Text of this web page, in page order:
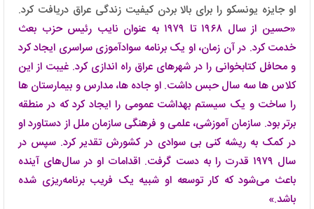
او جایزه یونسکو را برای بالا بردن کیفیت زندگی عراق دریافت کرد.
«حسین از سال ۱۹۶۸ تا ۱۹۷۹ به عنوان نایب رئیس حزب بعث
خدمت کرد. در آن زمان، او یک برنامه سوادآموزی سراسری ایجاد کرد
و محافل کتابخوانی را در شهرهای عراق راه اندازی کرد. غیبت از این
کلاس ها سه سال حبس داشت. او جاده ‌ها، مدارس و بیمارستان ‌ها
را ساخت و یک سیستم بهداشت عمومی را ایجاد کرد که در منطقه
برتر بود. سازمان آموزشی، علمی و فرهنگی سازمان ملل از دستاورد او
در کمک به ریشه کنی بی سوادی در کشورش تقدیر کرد. سپس در
سال ۱۹۷۹ قدرت را به دست گرفت. اقدامات او در سال‌های آینده
باعث می‌شود که کار توسعه او شبیه یک فریب برنامه‌ریزی شده
باشد.»